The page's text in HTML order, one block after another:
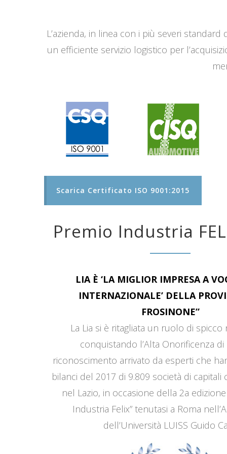
L’azienda, in linea con i più severi
un efficiente servizio logistico per
Scarica Certificato ISO 9001:2015
Premio Industria
LIA È ‘LA MIGLIOR IMPRESA A
INTERNAZIONALE’ DELLA
FROSINONE”
La Lia si è ritagliata un ruolo di
conquistando l’Alta Onorificenza di
riconoscimento arrivato da esperti che
bilanci del 2017 di 9.809 società di capitali
nel Lazio, in occasione della 2a
Industria Felix” tenutasi a Roma
dell’Università LUISS Guido